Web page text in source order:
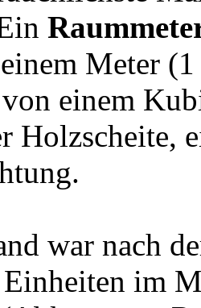
(rm) oder
Meter
einem